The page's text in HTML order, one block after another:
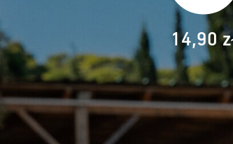
14,90